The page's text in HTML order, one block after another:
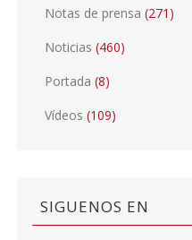
Notas de prensa (271)
Noticias (460)
Portada (8)
Vídeos (109)
SIGUENOS EN